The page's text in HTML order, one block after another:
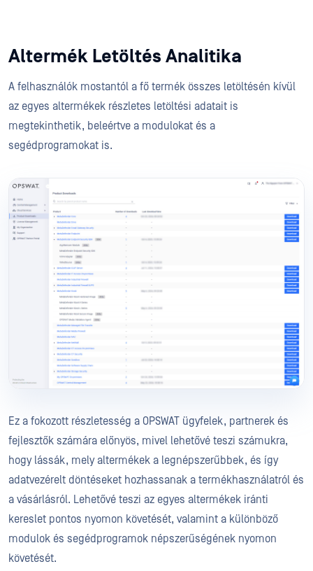
Altermék Letöltés Analitika
A felhasználók mostantól a fő termék összes letöltésén kívül
az egyes altermékek részletes letöltési adatait is
megtekinthetik, beleértve a modulokat és a
segédprogramokat is.
Ez a fokozott részletesség a OPSWAT ügyfelek, partnerek és
fejlesztők számára előnyös, mivel lehetővé teszi számukra,
hogy lássák, mely altermékek a legnépszerűbbek, és így
adatvezérelt döntéseket hozhassanak a termékhasználatról és
a vásárlásról. Lehetővé teszi az egyes altermékek iránti
kereslet pontos nyomon követését, valamint a különböző
modulok és segédprogramok népszerűségének nyomon
követését.